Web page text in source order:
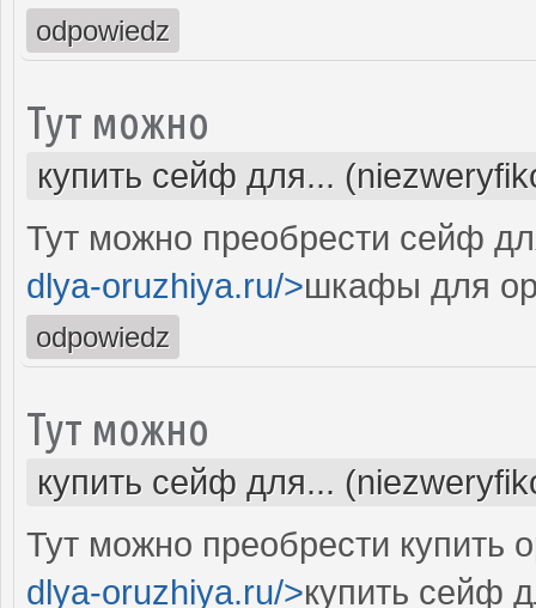
odpowiedz
Тут можно
купить сейф для...
Тут можно преобрести сейф
dlya-oruzhiya.ru/>шкафы для
odpowiedz
Тут можно
купить сейф для...
Тут можно преобрести купить
dlya-oruzhiya.ru/>купить сейф